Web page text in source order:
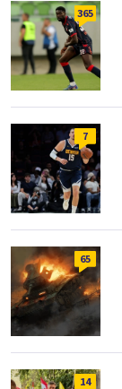
365
7
65
14